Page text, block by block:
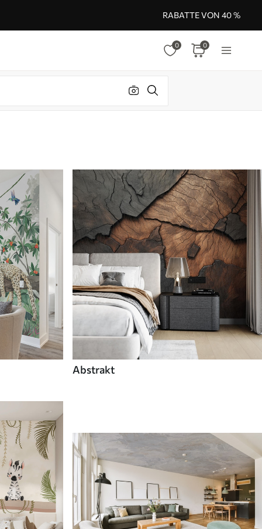
RABATTE VON 40 %
0 0
Abstrakt